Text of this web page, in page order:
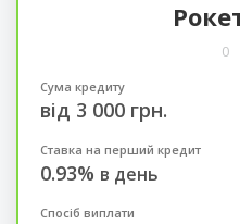
0
Сума кредиту
від 3 000 грн.
Ставка на перший кредит
0.93% в день
Спосіб виплати